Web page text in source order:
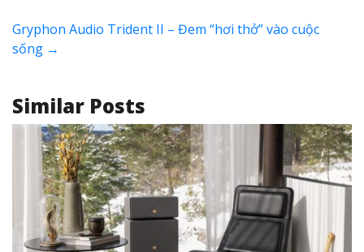
Gryphon Audio Trident II – Đem “hơi thở” vào cuộc
sống →
Similar Posts